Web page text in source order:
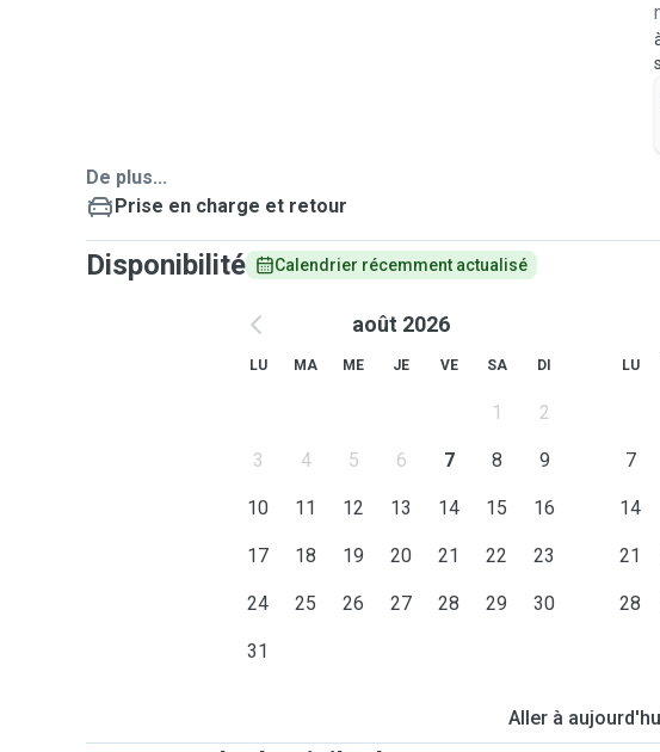
De plus...
Prise en charge et retour
Disponibilité Calendrier récemment actualisé
août 2026
LU MA ME JE VE SA DI
1 2
3 4 5 6 7 8 9
10 11 12 13 14 15 16
17 18 19 20 21 22 23
24 25 26 27 28 29 30
31
LU
7
14
21
28
Aller à